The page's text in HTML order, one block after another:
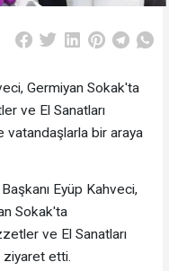
Germiyan Sokak'ta
ve El Sanatları
bir araya
Eyüp Kahveci,
Sokak'ta
ve El Sanatları
ziyaret etti.